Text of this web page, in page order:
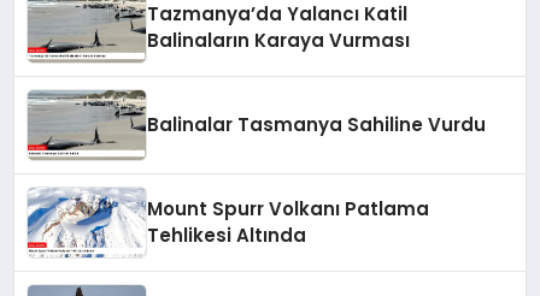
Tazmanya’da Yalancı Katil
Balinaların Karaya Vurması
Balinalar Tasmanya Sahiline Vurdu
Mount Spurr Volkanı Patlama
Tehlikesi Altında